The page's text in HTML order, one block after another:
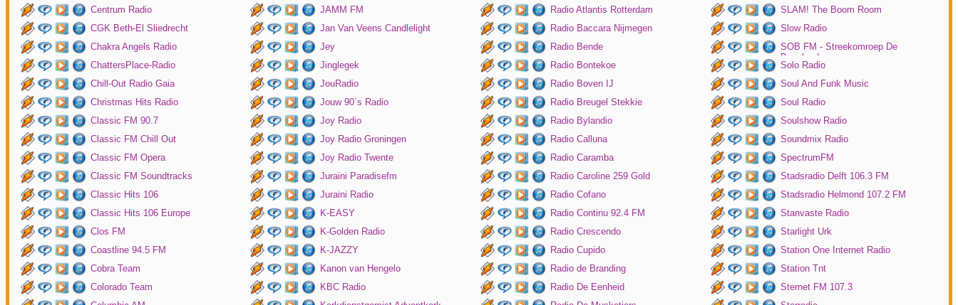
Centrum Radio
CGK Beth-El Sliedrecht
Chakra Angels Radio
ChattersPlace-Radio
Chill-Out Radio Gaia
Christmas Hits Radio
Classic FM 90.7
Classic FM Chill Out
Classic FM Opera
Classic FM Soundtracks
Classic Hits 106
Classic Hits 106 Europe
Clos FM
Coastline 94.5 FM
Cobra Team
Colorado Team
JAMM FM
Jan Van Veens Candlelight
Jey
Jinglegek
JouRadio
Jouw 90`s Radio
Joy Radio
Joy Radio Groningen
Joy Radio Twente
Juraini Paradisefm
Juraini Radio
K-EASY
K-Golden Radio
K-JAZZY
Kanon van Hengelo
KBC Radio
Radio Atlantis Rotterdam
Radio Baccara Nijmegen
Radio Bende
Radio Bontekoe
Radio Boven IJ
Radio Breugel Stekkie
Radio Bylandio
Radio Calluna
Radio Caramba
Radio Caroline 259 Gold
Radio Cofano
Radio Continu 92.4 FM
Radio Crescendo
Radio Cupido
Radio de Branding
Radio De Eenheid
SLAM! The Boom Room
Slow Radio
SOB FM - Streekomroep De
Bevelanden
Solo Radio
Soul And Funk Music
Soul Radio
Soulshow Radio
Soundmix Radio
SpectrumFM
Stadsradio Delft 106.3 FM
Stadsradio Helmond 107.2 FM
Stanvaste Radio
Starlight Urk
Station One Internet Radio
Station Tnt
Sternet FM 107.3